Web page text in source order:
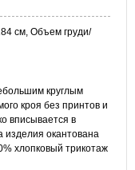
см, Объем груди/
круглым
кроя без принтов и
вписывается в
изделия окантована
хлопковый трикотаж